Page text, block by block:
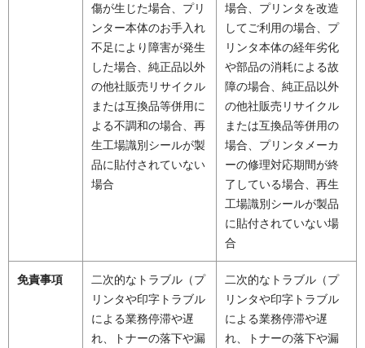
傷が生じた場合、プリ
ンター本体のお手入れ
不足により障害が発生
した場合、純正品以外
の他社販売リサイクル
または互換品等併用に
よる不調和の場合、再
生工場識別シールが製
品に貼付されていない
場合
場合、プリンタを改造
してご利用の場合、プ
リンタ本体の経年劣化
や部品の消耗による故
障の場合、純正品以外
の他社販売リサイクル
または互換品等併用の
場合、プリンタメーカ
ーの修理対応期間が終
了している場合、再生
工場識別シールが製品
に貼付されていない場
合
免責事項
二次的なトラブル（プ
リンタや印字トラブル
による業務停滞や遅
れ、トナーの落下や漏
二次的なトラブル（プ
リンタや印字トラブル
による業務停滞や遅
れ、トナーの落下や漏